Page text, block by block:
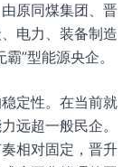
原同煤集团、晋
电力、装备制造
”型能源央企。
定性。在当前就
远超一般民企。
相对固定，晋升